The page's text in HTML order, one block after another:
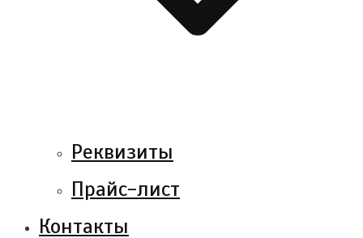
Реквизиты
Прайс-лист
Контакты